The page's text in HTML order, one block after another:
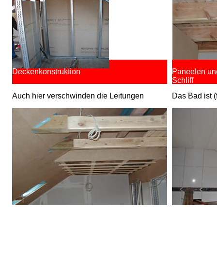
Deckenkonstruktion
Auch hier verschwinden die Leitungen
Paneelen
Schliff
Das Bad ist